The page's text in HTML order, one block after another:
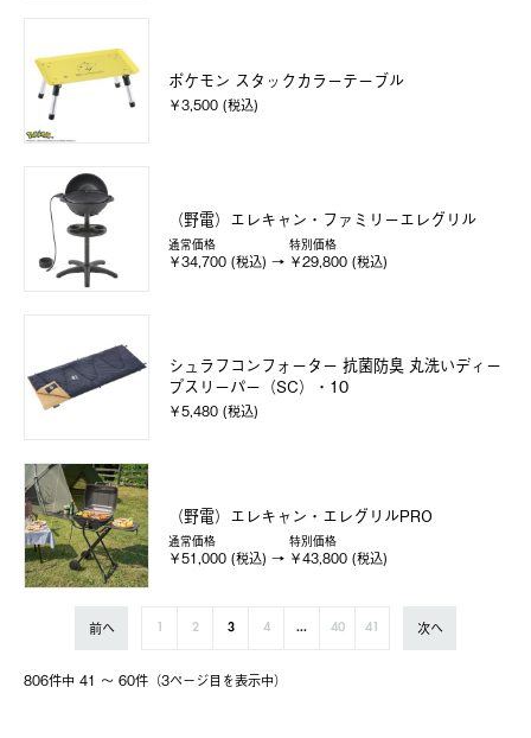
ポケモン スタックカラーテーブル
￥3,500 (税込)
（野電）エレキャン・ファミリーエレグリル
通常価格
￥34,700 (税込)
特別価格
￥29,800 (税込)
シュラフコンフォーター 抗菌防臭 丸洗いディー
プスリーパー（SC）・10
￥5,480 (税込)
（野電）エレキャン・エレグリルPRO
通常価格
￥51,000 (税込)
特別価格
￥43,800 (税込)
806件中 41 〜 60件（3ページ⽬を表⽰中）
前へ 2 3 4 ... 40 41 次へ